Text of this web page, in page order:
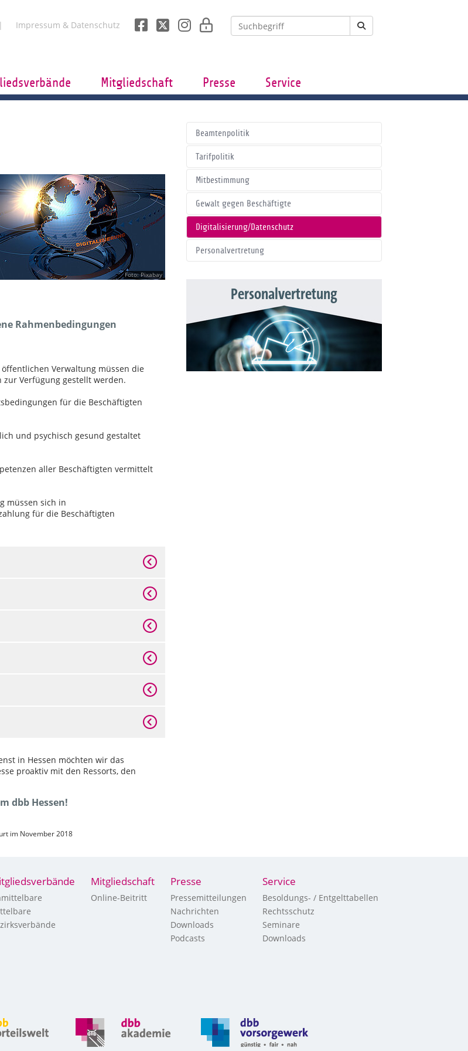
Impressum & Datenschutz
Mitgliedschaft Presse Service
Foto: Pixabay
Rahmenbedingungen
Verwaltung müssen die
Verfügung gestellt werden.
für die Beschäftigten
und psychisch gesund gestaltet
aller Beschäftigten vermittelt
müssen sich in
für die Beschäftigten
in Hessen möchten wir das
proaktiv mit den Ressorts, den
dbb Hessen!
im November 2018
Beamtenpolitik
Tarifpolitik
Mitbestimmung
Gewalt gegen Beschäftigte
Digitalisierung/Datenschutz
Personalvertretung
Personalvertretung
Mitgliedschaft
Online-Beitritt
Presse
Pressemitteilungen
Nachrichten
Downloads
Podcasts
Service
Besoldungs- / Entgelttabellen
Rechtsschutz
Seminare
Downloads